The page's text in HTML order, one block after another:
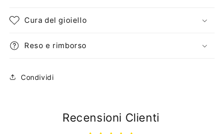
Cura del gioiello
Reso e rimborso
Condividi
Recensioni Clienti